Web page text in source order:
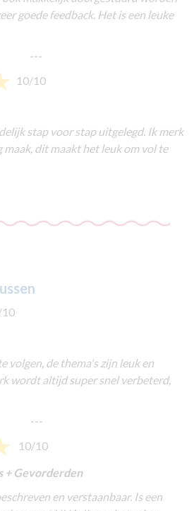
goede feedback. Het is een leuke
---
10/10
stap voor stap uitgelegd. Ik merk
maak, dit maakt het leuk om vol te
volgen, de thema's zijn leuk en
wordt altijd super snel verbeterd,
---
10/10
+ Gevorderden
en verstaanbaar. Is een